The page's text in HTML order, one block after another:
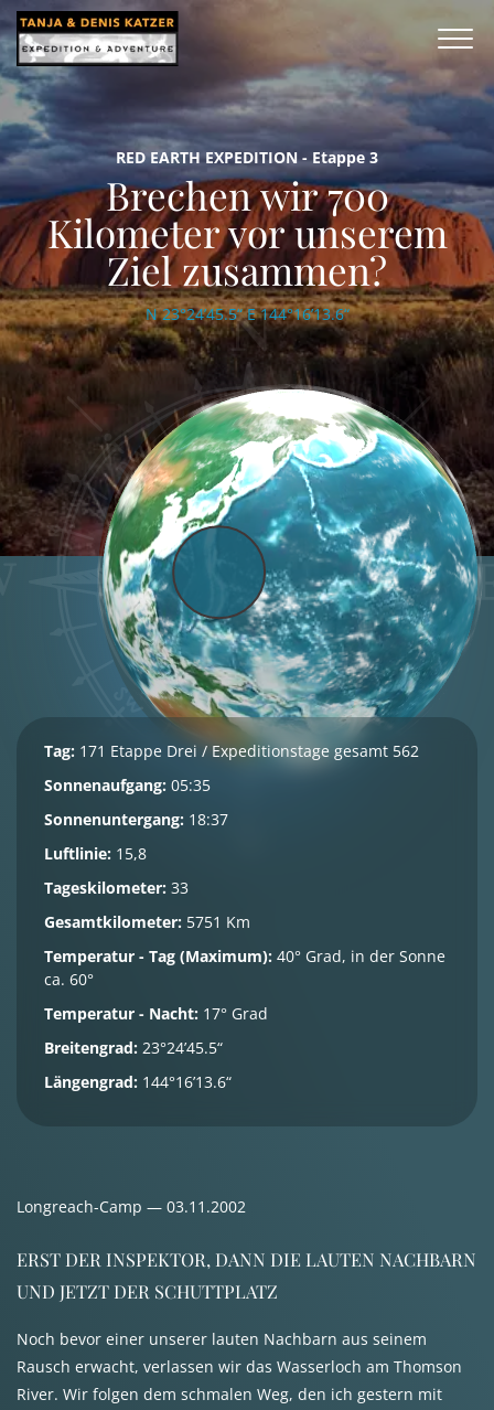
RED EARTH EXPEDITION - Etappe 3
Brechen wir 700
Kilometer vor unserem
Ziel zusammen?
N 23°24’45.5“ E 144°16’13.6“
Tag: 171 Etappe Drei / Expeditionstage gesamt 562
Sonnenaufgang: 05:35
Sonnenuntergang: 18:37
Luftlinie: 15,8
Tageskilometer: 33
Gesamtkilometer: 5751 Km
Temperatur - Tag (Maximum): 40° Grad, in der Sonne
ca. 60°
Temperatur - Nacht: 17° Grad
Breitengrad: 23°24’45.5“
Längengrad: 144°16’13.6“
Longreach-Camp — 03.11.2002
ERST DER INSPEKTOR, DANN DIE LAUTEN NACHBARN
UND JETZT DER SCHUTTPLATZ
Noch bevor einer unserer lauten Nachbarn aus seinem
Rausch erwacht, verlassen wir das Wasserloch am Thomson
River. Wir folgen dem schmalen Weg, den ich gestern mit